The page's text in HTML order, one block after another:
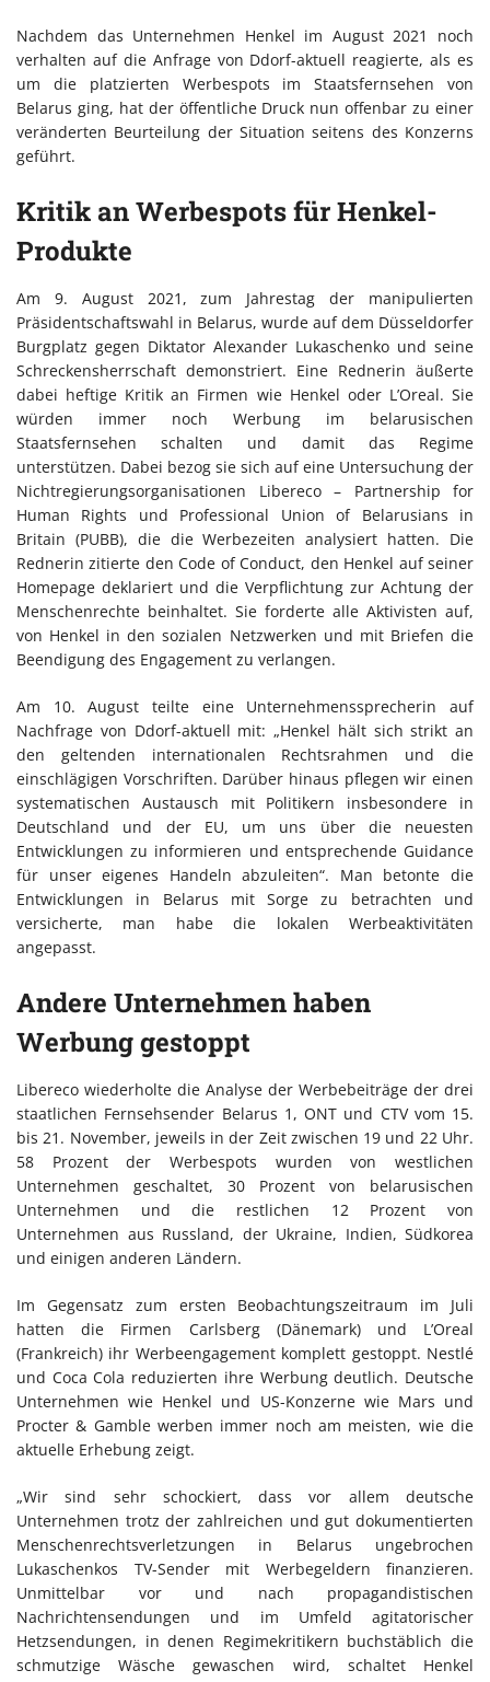
Nachdem das Unternehmen Henkel im August 2021 noch
verhalten auf die Anfrage von Ddorf-aktuell reagierte, als es
um die platzierten Werbespots im Staatsfernsehen von
Belarus ging, hat der öffentliche Druck nun offenbar zu einer
veränderten Beurteilung der Situation seitens des Konzerns
geführt.
Kritik an Werbespots für Henkel-
Produkte
Am 9. August 2021, zum Jahrestag der manipulierten
Präsidentschaftswahl in Belarus, wurde auf dem Düsseldorfer
Burgplatz gegen Diktator Alexander Lukaschenko und seine
Schreckensherrschaft demonstriert. Eine Rednerin äußerte
dabei heftige Kritik an Firmen wie Henkel oder L’Oreal. Sie
würden immer noch Werbung im belarusischen
Staatsfernsehen schalten und damit das Regime
unterstützen. Dabei bezog sie sich auf eine Untersuchung der
Nichtregierungsorganisationen Libereco – Partnership for
Human Rights und Professional Union of Belarusians in
Britain (PUBB), die die Werbezeiten analysiert hatten. Die
Rednerin zitierte den Code of Conduct, den Henkel auf seiner
Homepage deklariert und die Verpflichtung zur Achtung der
Menschenrechte beinhaltet. Sie forderte alle Aktivisten auf,
von Henkel in den sozialen Netzwerken und mit Briefen die
Beendigung des Engagement zu verlangen.
Am 10. August teilte eine Unternehmenssprecherin auf
Nachfrage von Ddorf-aktuell mit: „Henkel hält sich strikt an
den geltenden internationalen Rechtsrahmen und die
einschlägigen Vorschriften. Darüber hinaus pflegen wir einen
systematischen Austausch mit Politikern insbesondere in
Deutschland und der EU, um uns über die neuesten
Entwicklungen zu informieren und entsprechende Guidance
für unser eigenes Handeln abzuleiten“. Man betonte die
Entwicklungen in Belarus mit Sorge zu betrachten und
versicherte, man habe die lokalen Werbeaktivitäten
angepasst.
Andere Unternehmen haben
Werbung gestoppt
Libereco wiederholte die Analyse der Werbebeiträge der drei
staatlichen Fernsehsender Belarus 1, ONT und CTV vom 15.
bis 21. November, jeweils in der Zeit zwischen 19 und 22 Uhr.
58 Prozent der Werbespots wurden von westlichen
Unternehmen geschaltet, 30 Prozent von belarusischen
Unternehmen und die restlichen 12 Prozent von
Unternehmen aus Russland, der Ukraine, Indien, Südkorea
und einigen anderen Ländern.
Im Gegensatz zum ersten Beobachtungszeitraum im Juli
hatten die Firmen Carlsberg (Dänemark) und L’Oreal
(Frankreich) ihr Werbeengagement komplett gestoppt. Nestlé
und Coca Cola reduzierten ihre Werbung deutlich. Deutsche
Unternehmen wie Henkel und US-Konzerne wie Mars und
Procter & Gamble werben immer noch am meisten, wie die
aktuelle Erhebung zeigt.
„Wir sind sehr schockiert, dass vor allem deutsche
Unternehmen trotz der zahlreichen und gut dokumentierten
Menschenrechtsverletzungen in Belarus ungebrochen
Lukaschenkos TV-Sender mit Werbegeldern finanzieren.
Unmittelbar vor und nach propagandistischen
Nachrichtensendungen und im Umfeld agitatorischer
Hetzsendungen, in denen Regimekritikern buchstäblich die
schmutzige Wäsche gewaschen wird, schaltet Henkel